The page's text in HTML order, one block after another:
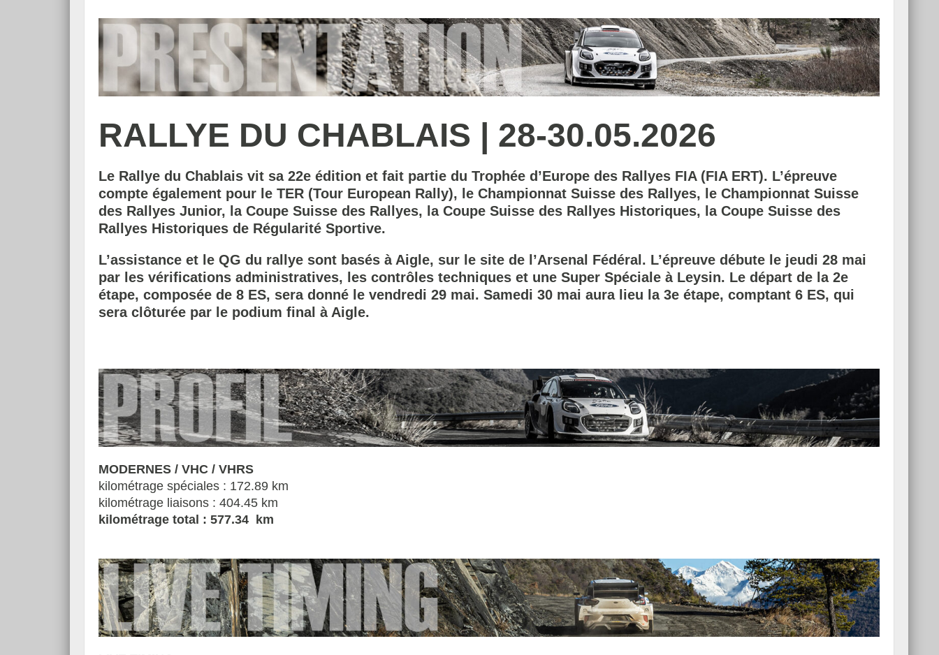
RALLYE DU CHABLAIS | 28-30.05.2026
Le Rallye du Chablais vit sa 22e édition et fait partie du Trophée d’Europe des Rallyes FIA (FIA ERT). L’épreuve
compte également pour le TER (Tour European Rally), le Championnat Suisse des Rallyes, le Championnat Suisse
des Rallyes Junior, la Coupe Suisse des Rallyes, la Coupe Suisse des Rallyes Historiques, la Coupe Suisse des
Rallyes Historiques de Régularité Sportive.
L’assistance et le QG du rallye sont basés à Aigle, sur le site de l’Arsenal Fédéral. L’épreuve débute le jeudi 28 mai
par les vérifications administratives, les contrôles techniques et une Super Spéciale à Leysin. Le départ de la 2e
étape, composée de 8 ES, sera donné le vendredi 29 mai. Samedi 30 mai aura lieu la 3e étape, comptant 6 ES, qui
sera clôturée par le podium final à Aigle.
MODERNES / VHC / VHRS
kilométrage spéciales : 172.89 km
kilométrage liaisons : 404.45 km
kilométrage total : 577.34 km